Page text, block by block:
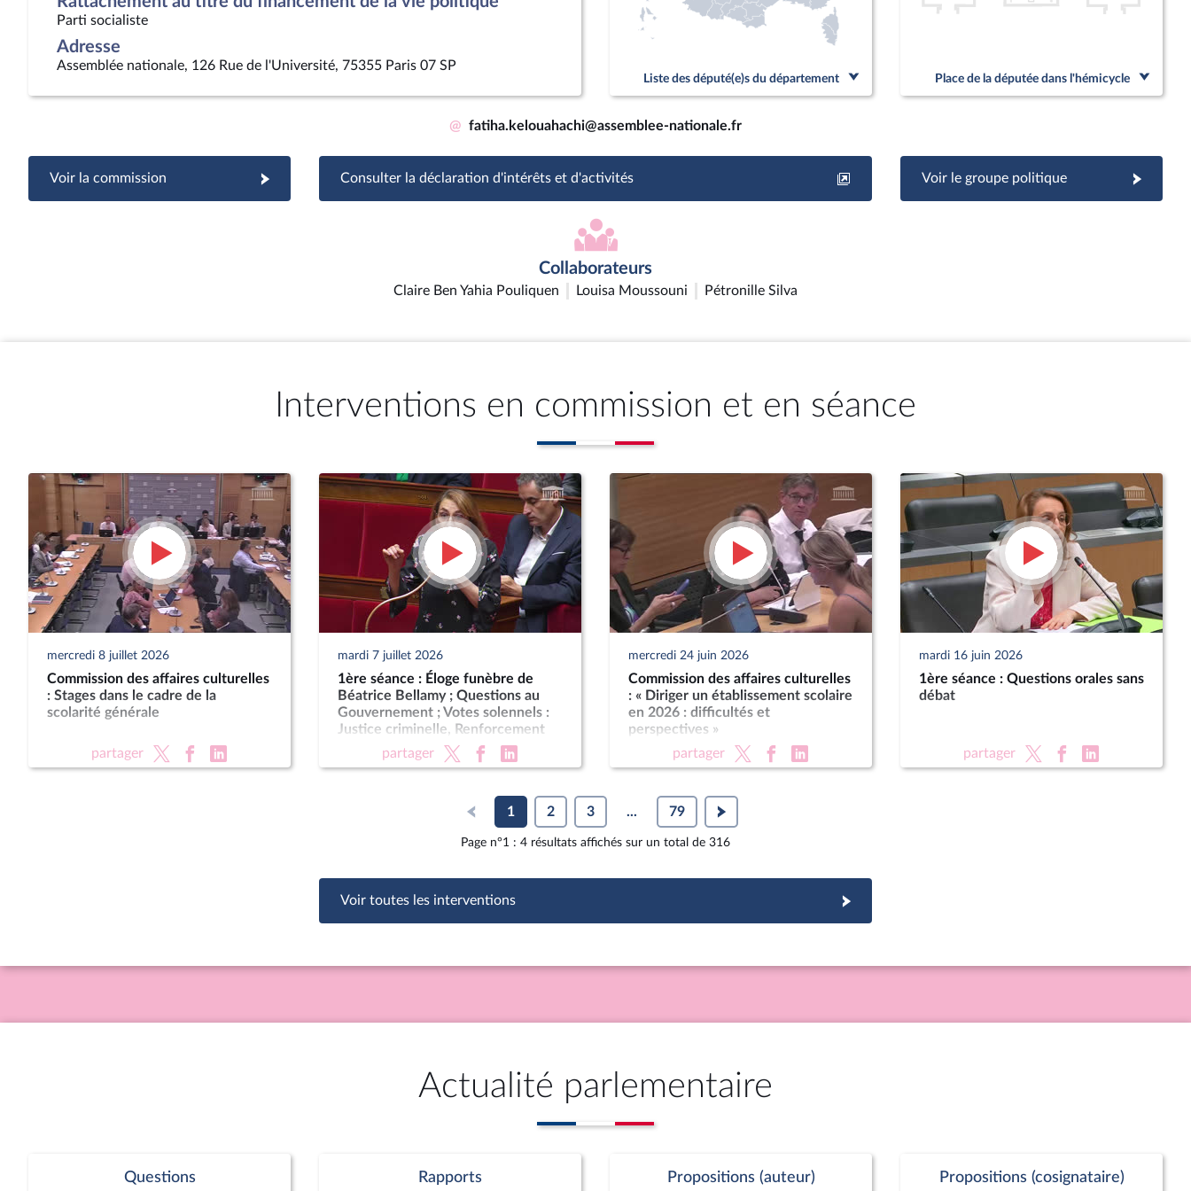
Parti socialiste
Adresse
Assemblée nationale, 126 Rue de l'Université, 75355 Paris 07 SP
Liste des député(e)s du département Place de la députée dans l'hémicycle
@ fatiha.kelouahachi@assemblee-nationale.fr
Voir la commission Consulter la déclaration d'intérêts et d'activités Voir le groupe politique
Collaborateurs
Claire Ben Yahia Pouliquen Louisa Moussouni Pétronille Silva
Interventions en commission et en séance
mercredi 8 juillet 2026
Commission des affaires culturelles
: Stages dans le cadre de la
scolarité générale
partager
mardi 7 juillet 2026
1ère séance : Éloge funèbre de
Béatrice Bellamy ; Questions au
Gouvernement ; Votes solennels :
Justice criminelle, Renforcement
des juridictions criminelles ;
Présomption de légitime défense
partager
mercredi 24 juin 2026
Commission des affaires culturelles
: « Diriger un établissement scolaire
en 2026 : difficultés et
perspectives »
partager
mardi 16 juin 2026
1ère séance : Questions orales sans
débat
partager
1 2 3 ... 79
Page n°1 : 4 résultats affichés sur un total de 316
Voir toutes les interventions
Actualité parlementaire
Questions Rapports Propositions (auteur) Propositions (cosignataire)